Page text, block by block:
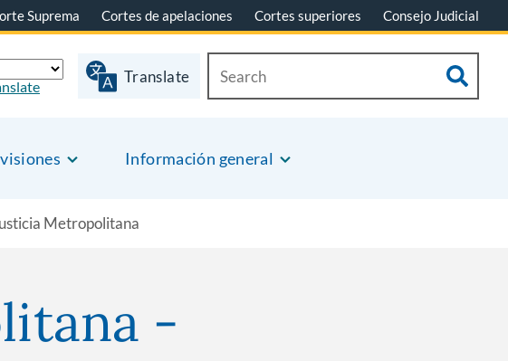
Suprema Cortes de apelaciones Cortes superiores Consejo Judicial
Información general
Translate
Metropolitana
-